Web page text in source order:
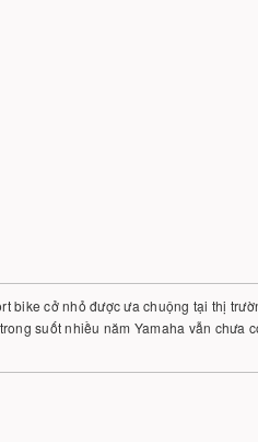
bike cở nhỏ được ưa chuộng tại thị
suốt nhiều năm Yamaha vẫn chưa